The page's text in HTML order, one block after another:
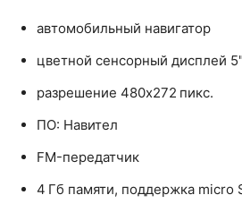
автомобильный навигатор
цветной сенсорный дисплей 5"
разрешение 480x272 пикс.
ПО: Навител
FM-передатчик
4 Гб памяти, поддержка micro